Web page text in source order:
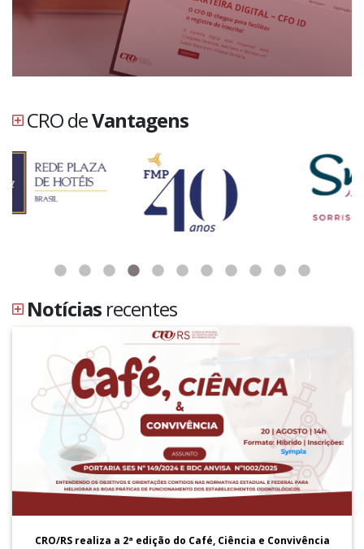
CRO deVantagens
Notícias recentes
CRO/RS realiza a 2ª edição do Café, Ciência e Convivência